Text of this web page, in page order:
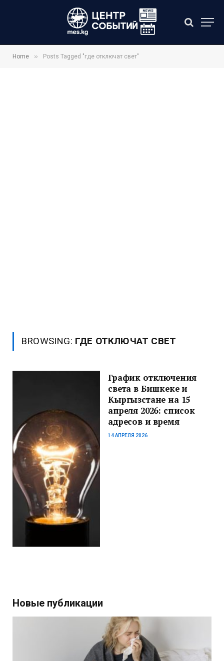
Home » Posts Tagged "где отключат свет"
BROWSING: ГДЕ ОТКЛЮЧАТ СВЕТ
График отключения
света в Бишкеке и
Кыргызстане на 15
апреля 2026: список
адресов и время
14 АПРЕЛЯ 2026
Новые публикации